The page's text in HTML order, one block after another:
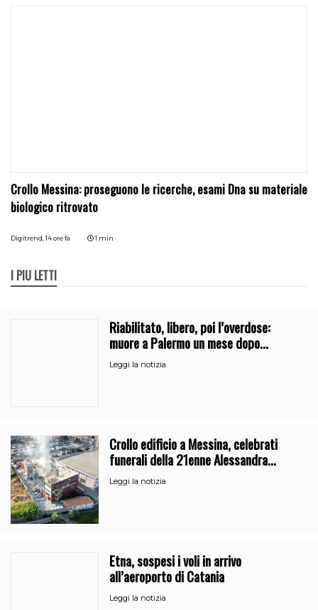
Crollo Messina: proseguono le ricerche, esami Dna su materiale
biologico ritrovato
Digitrend,14 ore fa 1 min
I PIÙ LETTI
Riabilitato, libero, poi l’overdose:
muore a Palermo un mese dopo
l’uscita dalla comunità
Leggi la notizia
Crollo edificio a Messina, celebrati
funerali della 21enne Alessandra
Frazzica
Leggi la notizia
Etna, sospesi i voli in arrivo
all’aeroporto di Catania
Leggi la notizia